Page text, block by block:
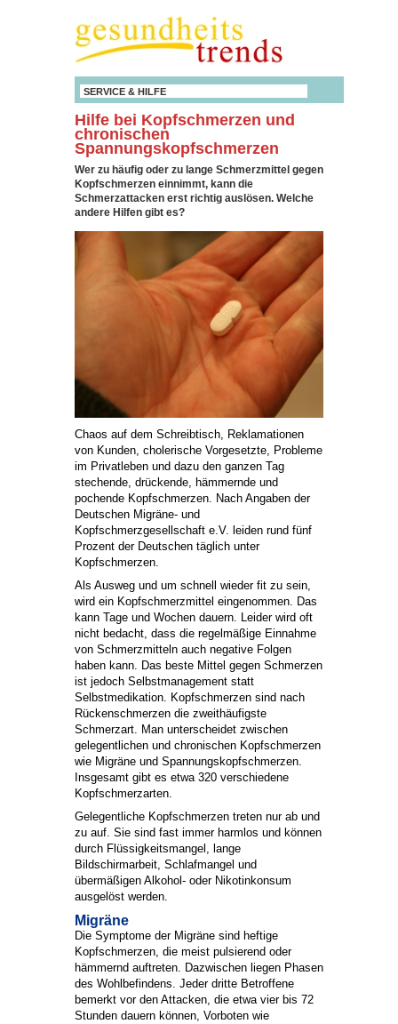
SERVICE & HILFE
Hilfe bei Kopfschmerzen und
chronischen
Spannungskopfschmerzen
Wer zu häufig oder zu lange Schmerzmittel gegen
Kopfschmerzen einnimmt, kann die
Schmerzattacken erst richtig auslösen. Welche
andere Hilfen gibt es?
Chaos auf dem Schreibtisch, Reklamationen
von Kunden, cholerische Vorgesetzte, Probleme
im Privatleben und dazu den ganzen Tag
stechende, drückende, hämmernde und
pochende Kopfschmerzen. Nach Angaben der
Deutschen Migräne- und
Kopfschmerzgesellschaft e.V. leiden rund fünf
Prozent der Deutschen täglich unter
Kopfschmerzen.
Als Ausweg und um schnell wieder fit zu sein,
wird ein Kopfschmerzmittel eingenommen. Das
kann Tage und Wochen dauern. Leider wird oft
nicht bedacht, dass die regelmäßige Einnahme
von Schmerzmitteln auch negative Folgen
haben kann. Das beste Mittel gegen Schmerzen
ist jedoch Selbstmanagement statt
Selbstmedikation. Kopfschmerzen sind nach
Rückenschmerzen die zweithäufigste
Schmerzart. Man unterscheidet zwischen
gelegentlichen und chronischen Kopfschmerzen
wie Migräne und Spannungskopfschmerzen.
Insgesamt gibt es etwa 320 verschiedene
Kopfschmerzarten.
Gelegentliche Kopfschmerzen treten nur ab und
zu auf. Sie sind fast immer harmlos und können
durch Flüssigkeitsmangel, lange
Bildschirmarbeit, Schlafmangel und
übermäßigen Alkohol- oder Nikotinkonsum
ausgelöst werden.
Migräne
Die Symptome der Migräne sind heftige
Kopfschmerzen, die meist pulsierend oder
hämmernd auftreten. Dazwischen liegen Phasen
des Wohlbefindens. Jeder dritte Betroffene
bemerkt vor den Attacken, die etwa vier bis 72
Stunden dauern können, Vorboten wie